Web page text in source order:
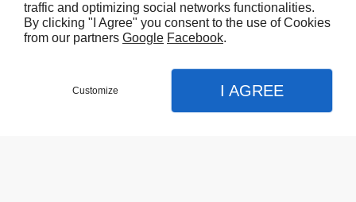
Contactez-nous
Mentions légales
Plan du site
traffic and optimizing social networks functionalities.
By clicking "I Agree" you consent to the use of Cookies
from our partners Google Facebook.
Customize I AGREE